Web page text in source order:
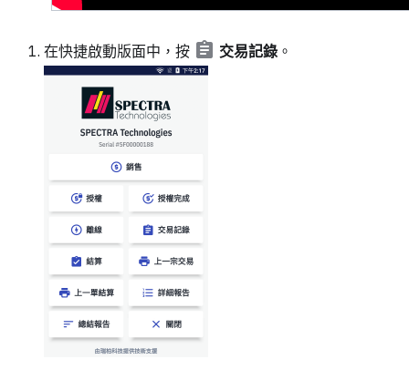
在快捷啟動版面中，按 交易記錄 。